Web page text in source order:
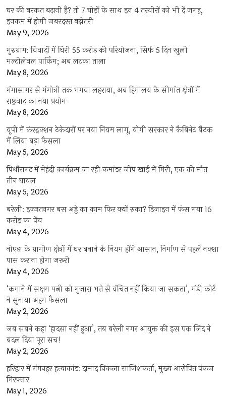
घर की बरकत बढ़ानी है? तो 7 घोड़ों के साथ इन 4 तस्वीरों को भी दें जगह,
इनकम में होगी जबरदस्त बढ़ोतरी
May 9, 2026
गुरुग्राम: विवादों में घिरी 55 करोड़ की परियोजना, सिर्फ 5 दिन खुली
मल्टीलेवल पार्किंग; अब लटका ताला
May 8, 2026
गंगासागर से गंगोत्री तक भगवा लहराया, अब हिमालय के सीमांत क्षेत्रों में
राष्ट्रवाद का नया प्रयोग
May 8, 2026
यूपी में कंस्ट्रक्शन ठेकेदारों पर नया नियम लागू, योगी सरकार ने कैबिनेट बैठक
में लिया बड़ा फैसला
May 5, 2026
पिथौरागढ़ में मेहंदी कार्यक्रम जा रही कमांडर जीप खाई में गिरी, एक की मौत
तीन घायल
May 5, 2026
बरेली: इज्जतनगर बस अड्डे का काम फिर क्यों रुका? डिजाइन में फंस गया 16
करोड़ का पेंच
May 4, 2026
नोएडा के ग्रामीण क्षेत्रों में घर बनाने के नियम होंगे आसान, निर्माण से पहले नक्शा
पास कराना होगा जरूरी
May 4, 2026
‘कमाने में सक्षम पत्नी को गुजारा भत्ते से वंचित नहीं किया जा सकता’, मंडी कोर्ट
ने सुनाया अहम फैसला
May 2, 2026
जब सबने कहा ‘हादसा नहीं हुआ’, तब बरेली नगर आयुक्त की इस एक जिद ने
बदल दिया पूरा सच!
May 2, 2026
हरिद्वार में गंगनहर हत्याकांड: दामाद निकला साजिशकर्ता, मुख्य आरोपित पंकज
गिरफ्तार
May 1, 2026